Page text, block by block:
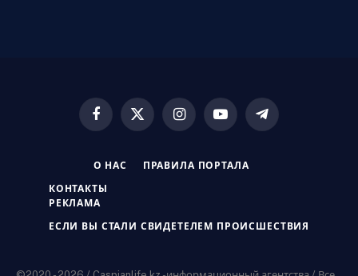
Facebook
X
InstagramYouTubeTelegram
О НАС ПРАВИЛА ПОРТАЛА
КОНТАКТЫ
РЕКЛАМА
ЕСЛИ ВЫ СТАЛИ СВИДЕТЕЛЕМ ПРОИСШЕСТВИЯ